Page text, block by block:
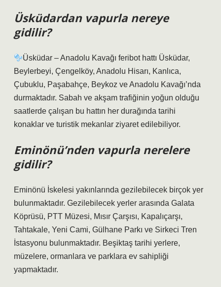
Üsküdardan vapurla nereye
gidilir?
Üsküdar – Anadolu Kavağı feribot hattı Üsküdar,
Beylerbeyi, Çengelköy, Anadolu Hisarı, Kanlıca,
Çubuklu, Paşabahçe, Beykoz ve Anadolu Kavağı’nda
durmaktadır. Sabah ve akşam trafiğinin yoğun olduğu
saatlerde çalışan bu hattın her durağında tarihi
konaklar ve turistik mekanlar ziyaret edilebiliyor.
Eminönü’nden vapurla nerelere
gidilir?
Eminönü İskelesi yakınlarında gezilebilecek birçok yer
bulunmaktadır. Gezilebilecek yerler arasında Galata
Köprüsü, PTT Müzesi, Mısır Çarşısı, Kapalıçarşı,
Tahtakale, Yeni Cami, Gülhane Parkı ve Sirkeci Tren
İstasyonu bulunmaktadır. Beşiktaş tarihi yerlere,
müzelere, ormanlara ve parklara ev sahipliği
yapmaktadır.